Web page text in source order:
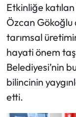
Etkinliğe
Özcan Gökoğlu
tarımsal
hayati önem
Belediyesi’nin
bilincinin
etti.